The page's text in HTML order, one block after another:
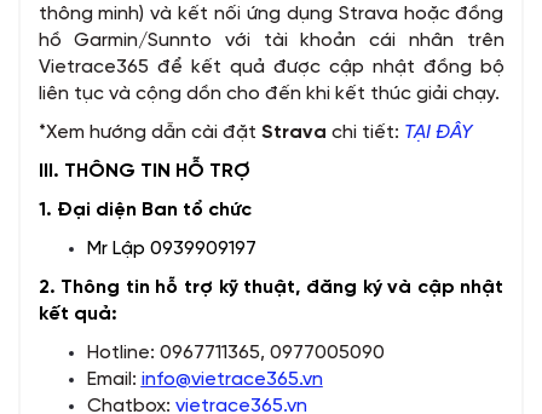
thông minh) và kết nối ứng dụng Strava hoặc đồng
hồ Garmin/Sunnto với tài khoản cái nhân trên
Vietrace365 để kết quả được cập nhật đồng bộ
liên tục và cộng dồn cho đến khi kết thúc giải chạy.
*Xem hướng dẫn cài đặt Strava chi tiết: TẠI ĐÂY
III. THÔNG TIN HỖ TRỢ
1. Đại diện Ban tổ chức
Mr Lập 0939909197
2. Thông tin hỗ trợ kỹ thuật, đăng ký và cập nhật
kết quả:
Hotline: 0967711365, 0977005090
Email: info@vietrace365.vn
Chatbox: vietrace365.vn